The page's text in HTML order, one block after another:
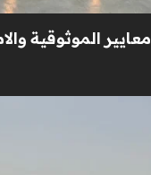
معايير الموثوقية